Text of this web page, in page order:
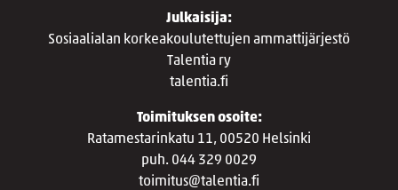
Julkaisija:
Sosiaalialan korkeakoulutettujen ammattijärjestö
Talentia ry
talentia.fi
Toimituksen osoite:
Ratamestarinkatu 11, 00520 Helsinki
puh. 044 329 0029
toimitus@talentia.fi